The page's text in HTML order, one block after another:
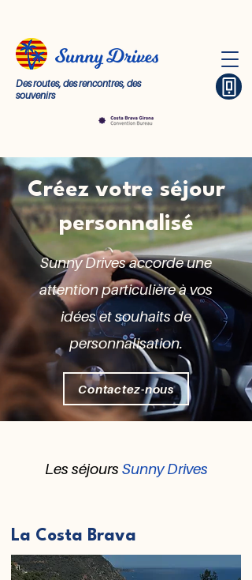
Des routes, des rencontres, des
souvenirs
Créez votre séjour
personnalisé
Sunny Drives accorde une
attention particulière à vos
idées et souhaits de
personnalisation.
Contactez-nous
Les séjours Sunny Drives
La Costa Brava